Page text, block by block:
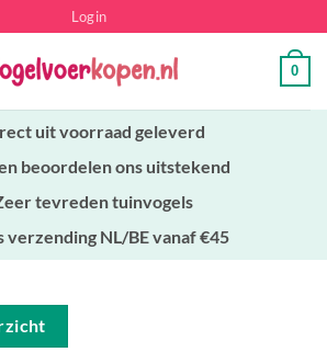
Login
0
uitvoorraad geleverd
beoordelen ons uitstekend
tevreden tuinvogels
verzending NL/BE vanaf €45